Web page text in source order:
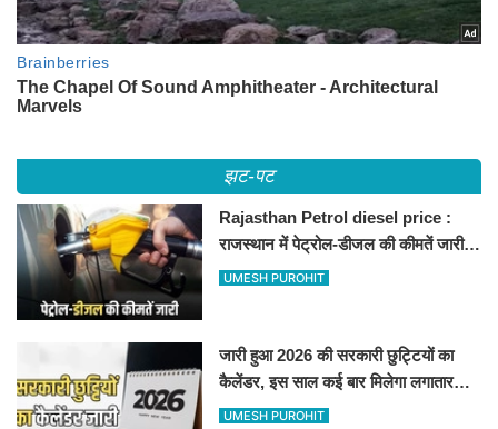
झट-पट
Rajasthan Petrol diesel price :
राजस्थान में पेट्रोल-डीजल की कीमतें जारी,
जानिए बीकानेर समेत पुरे प्रदेश में नए रेट
UMESH PUROHIT
जारी हुआ 2026 की सरकारी छुट्टियों का
कैलेंडर, इस साल कई बार मिलेगा लगातार
अवकाश, देखें
UMESH PUROHIT